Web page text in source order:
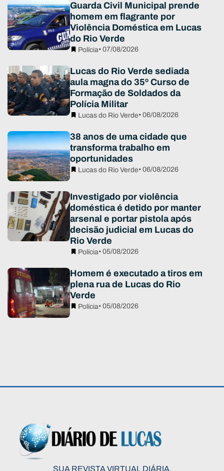
Guarda Civil Municipal prende
homem em flagrante por
Violência Doméstica em Lucas
do Rio Verde
Polícia• 07/08/2026
Lucas do Rio Verde sediada
aula magna do 35º Curso de
Formação de Soldados da
Polícia Militar
Lucas do Rio Verde• 06/08/2026
38 anos de uma cidade que
transforma trabalho em
oportunidades
Lucas do Rio Verde• 06/08/2026
Investigado por violência
doméstica é detido por manter
arsenal e portar pistola após
decisão judicial em Lucas do
Rio Verde
Polícia• 05/08/2026
Homem é executado a tiros em
plena rua de Lucas do Rio
Verde
Polícia• 05/08/2026
SUA REVISTA VIRTUAL DIÁRIA.